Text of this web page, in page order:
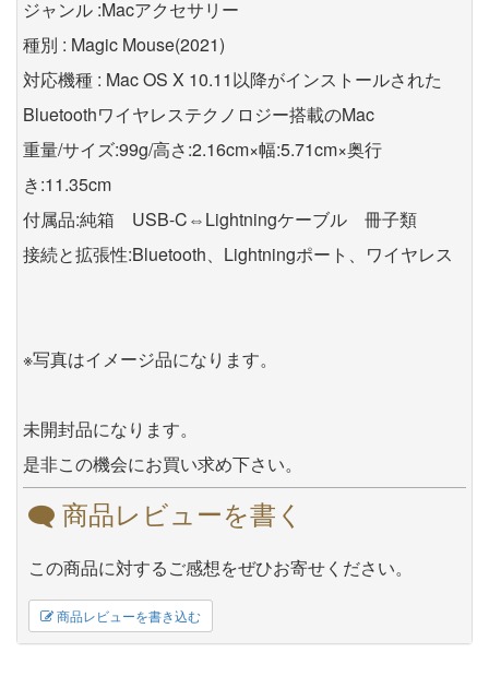
ジャンル :Macアクセサリー
種別 : Magic Mouse(2021)
対応機種 : Mac OS X 10.11以降がインストールされた
Bluetoothワイヤレステクノロジー搭載のMac
重量/サイズ:99g/高さ:2.16cm×幅:5.71cm×奥行
き:11.35cm
付属品:純箱 USB-C⇔Lightningケーブル 冊子類
接続と拡張性:Bluetooth、Lightningポート、ワイヤレス
※写真はイメージ品になります。
未開封品になります。
是非この機会にお買い求め下さい。
商品レビューを書く
この商品に対するご感想をぜひお寄せください。
商品レビューを書き込む